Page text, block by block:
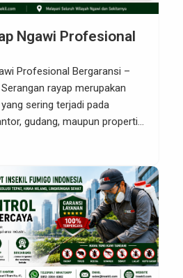
Ngawi Profesional
Profesional Bergaransi –
rayap merupakan
sering terjadi pada
gudang, maupun properti
sangat merusak karena
struktur kayu dan material
Oleh karena itu,
Rayap Ngawi yang
untuk […]